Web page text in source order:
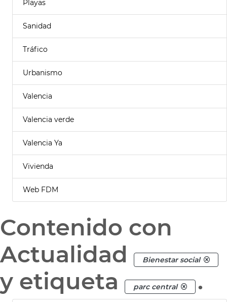
Playas
Sanidad
Tráfico
Urbanismo
Valencia
Valencia verde
Valencia Ya
Vivienda
Web FDM
Contenido con
Actualidad
Bienestar social
y etiqueta parc central .